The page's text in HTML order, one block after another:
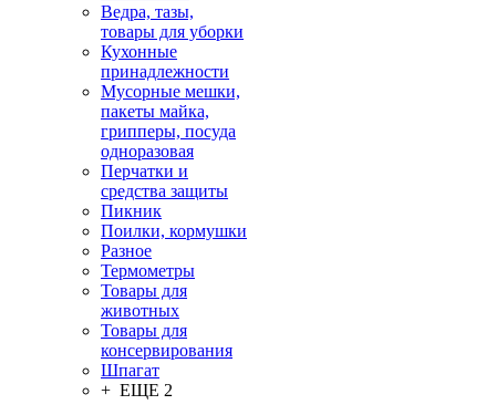
Ведра, тазы,
товары для уборки
Кухонные
принадлежности
Мусорные мешки,
пакеты майка,
грипперы, посуда
одноразовая
Перчатки и
средства защиты
Пикник
Поилки, кормушки
Разное
Термометры
Товары для
животных
Товары для
консервирования
Шпагат
+ ЕЩЕ 2